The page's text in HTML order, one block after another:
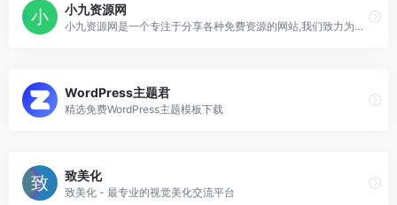
小九资源网
小九资源网是一个专注于分享各种免费资源的网站,我们致力为您收集全网最新最好的免费资源!本站不仅有各种精美的模板分享,还有许多建站妙招,免费源码下载。
WordPress主题君
精选免费WordPress主题模板下载
致美化
致美化 - 最专业的视觉美化交流平台